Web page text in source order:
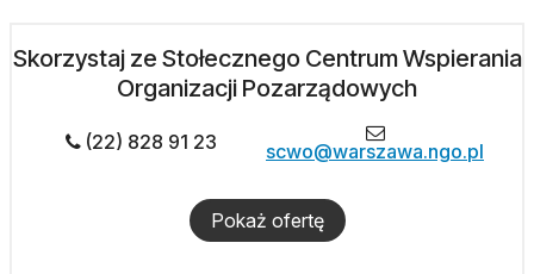
Skorzystaj ze Stołecznego Centrum Wspierania
Organizacji Pozarządowych
(22) 828 91 23 scwo@warszawa.ngo.pl
Pokaż ofertę